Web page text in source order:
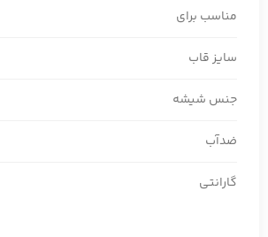
مناسب برای
سایز قاب
جنس شیشه
ضدآب
گارانتی